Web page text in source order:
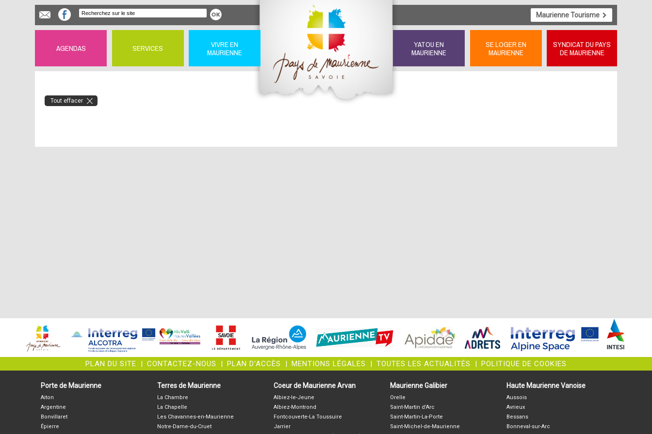
Maurienne Tourisme
AGENDAS SERVICES
VIVRE EN
MAURIENNE
YATOU EN
MAURIENNE
SE LOGER EN
MAURIENNE
SYNDICAT DU PAYS
DE MAURIENNE
Tout effacer
PLAN DU SITE | CONTACTEZ-NOUS | PLAN D'ACCÈS | MENTIONS LÉGALES | TOUTES LES ACTUALITÉS | POLITIQUE DE COOKIES
Porte de Maurienne
Aiton
Argentine
Bonvillaret
Épierre
Terres de Maurienne
La Chambre
La Chapelle
Les Chavannes-en-Maurienne
Notre-Dame-du-Cruet
Coeur de Maurienne Arvan
Albiez-le-Jeune
Albiez-Montrond
Fontcouverte-La Toussuire
Jarrier
Maurienne Galibier
Orelle
Saint-Martin d'Arc
Saint-Martin-La-Porte
Saint-Michel-de-Maurienne
Haute Maurienne Vanoise
Aussois
Avrieux
Bessans
Bonneval-sur-Arc